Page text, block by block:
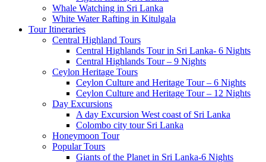
Whale Watching in Sri Lanka
White Water Rafting in Kitulgala
Tour Itineraries
Central Highland Tours
Central Highlands Tour in Sri Lanka- 6 Nights
Central Highlands Tour – 9 Nights
Ceylon Heritage Tours
Ceylon Culture and Heritage Tour – 6 Nights
Ceylon Culture and Heritage Tour – 12 Nights
Day Excursions
A day Excursion West coast of Sri Lanka
Colombo city tour Sri Lanka
Honeymoon Tour
Popular Tours
Giants of the Planet in Sri Lanka-6 Nights